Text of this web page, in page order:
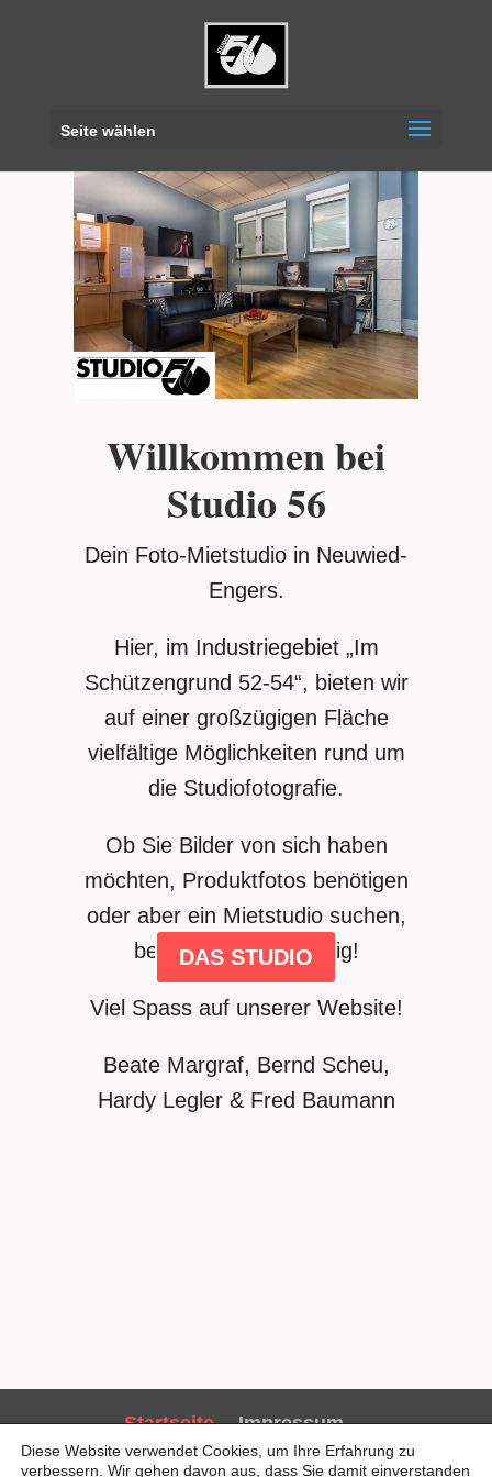
Seite wählen
Willkommen bei
Studio 56
Dein Foto-Mietstudio in Neuwied-
Engers.
Hier, im Industriegebiet „Im
Schützengrund 52-54“, bieten wir
auf einer großzügigen Fläche
vielfältige Möglichkeiten rund um
die Studiofotografie.
Ob Sie Bilder von sich haben
möchten, Produktfotos benötigen
oder aber ein Mietstudio suchen,
bei uns sind Sie richtig!
Viel Spass auf unserer Website!
Beate Margraf, Bernd Scheu,
Hardy Legler & Fred Baumann
DAS STUDIO
Startseite
Impressum
Datenschutzerklärung
Sitemap
Diese Website verwendet Cookies, um Ihre Erfahrung zu
verbessern. Wir gehen davon aus, dass Sie damit einverstanden